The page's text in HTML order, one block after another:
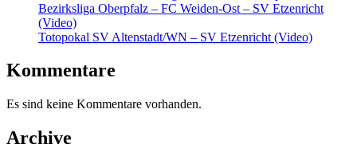
Bezirksliga Oberpfalz – FC Weiden-Ost – SV Etzenricht
(Video)
Totopokal SV Altenstadt/WN – SV Etzenricht (Video)
Kommentare
Es sind keine Kommentare vorhanden.
Archive